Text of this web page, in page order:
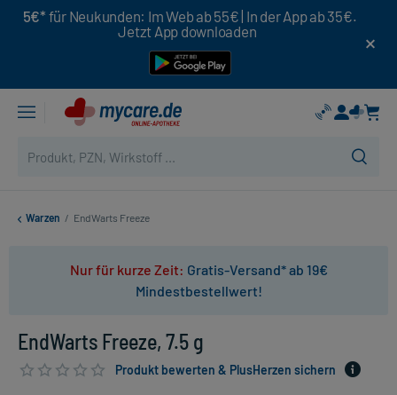
5€* für Neukunden: Im Web ab 55€ | In der App ab 35€.
Jetzt App downloaden
Warzen / EndWarts Freeze
Nur für kurze Zeit: Gratis-Versand* ab 19€
Mindestbestellwert!
EndWarts Freeze, 7.5 g
Produkt bewerten & PlusHerzen sichern